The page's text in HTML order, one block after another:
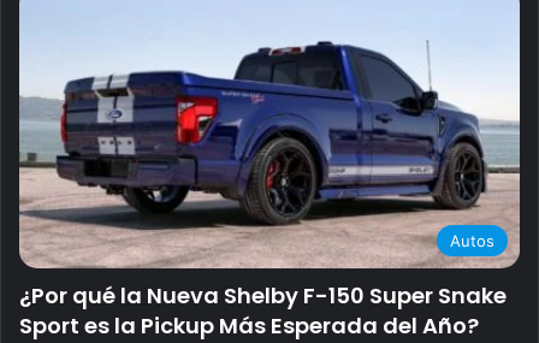
Autos
¿Por qué la Nueva Shelby F-150 Super Snake
Sport es la Pickup Más Esperada del Año?